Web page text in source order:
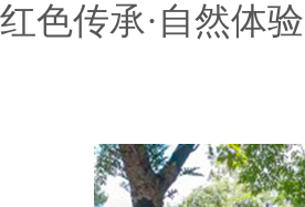
红色传承·自然体验